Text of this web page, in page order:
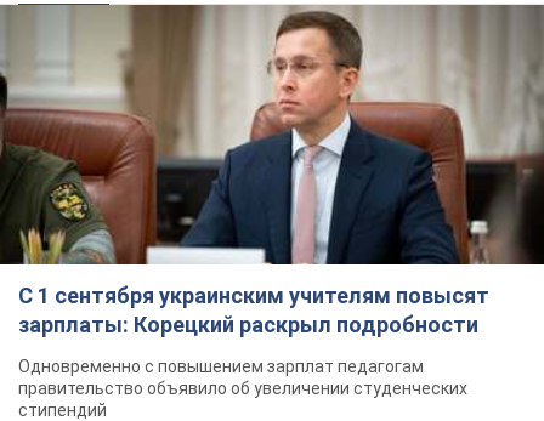
С 1 сентября украинским учителям повысят
зарплаты: Корецкий раскрыл подробности
Одновременно с повышением зарплат педагогам
правительство объявило об увеличении студенческих
стипендий